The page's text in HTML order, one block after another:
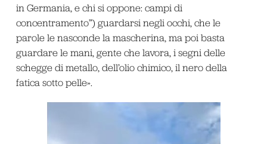
in Germania, e chi si oppone: campi di
concentramento”) guardarsi negli occhi, che le
parole le nasconde la mascherina, ma poi basta
guardare le mani, gente che lavora, i segni delle
schegge di metallo, dell’olio chimico, il nero della
fatica sotto pelle».